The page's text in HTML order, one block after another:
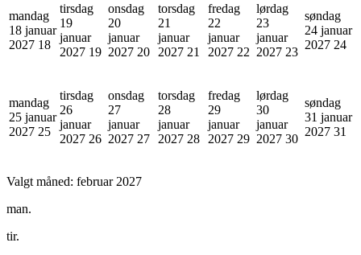
mandag
18 januar
2027 18
tirsdag
19
januar
2027 19
onsdag
20
januar
2027 20
torsdag
21
januar
2027 21
fredag
22
januar
2027 22
lørdag
23
januar
2027 23
søndag
24 januar
2027 24
mandag
25 januar
2027 25
tirsdag
26
januar
2027 26
onsdag
27
januar
2027 27
torsdag
28
januar
2027 28
fredag
29
januar
2027 29
lørdag
30
januar
2027 30
søndag
31 januar
2027 31
Valgt måned: februar 2027
man.
tir.